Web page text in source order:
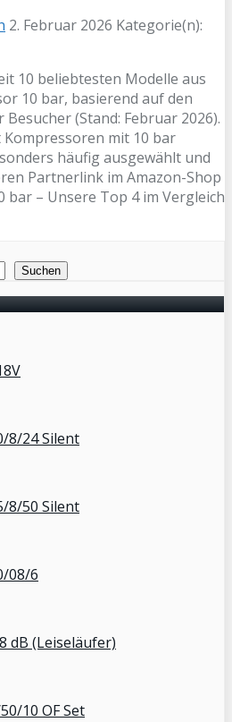
2. Februar 2026 Kategorie(n):
10 beliebtesten Modelle aus
10 bar, basierend auf den
(Stand: Februar 2026).
mit 10 bar
häufig ausgewählt und
Partnerlink im Amazon-Shop
– Unsere Top 4 im Vergleich
Suchen
8/24 Silent
8/50 Silent
08/6
dB (Leiseläufer)
10 OF Set